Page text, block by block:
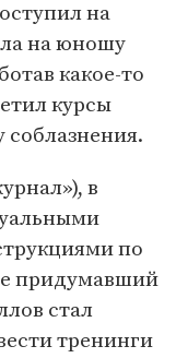
на
на юношу
какое-то
курсы
соблазнения.
в
по
придумавший
стал
тренинги